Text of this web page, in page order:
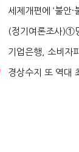
생법 위반 반복...
세제개편에 ‘불안
세 구하기 더 ...
(정기여론조사)①
'초접전'…대통령
기업은행, 소비자
이스피싱 공시 ...
경상수지 또 역대